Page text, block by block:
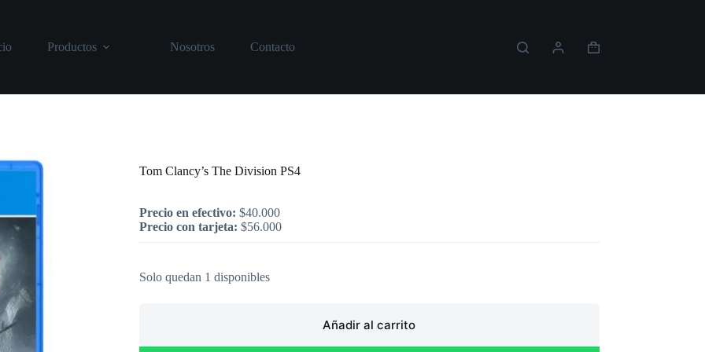
Productos Nosotros Contacto
Carro
Tom Clancy’s The Division PS4
Precio en efectivo: $40.000
Precio con tarjeta: $56.000
Solo quedan 1 disponibles
Añadir al carrito